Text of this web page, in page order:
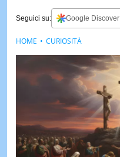
Seguici su: Google Discover
HOME CURIOSITÀ